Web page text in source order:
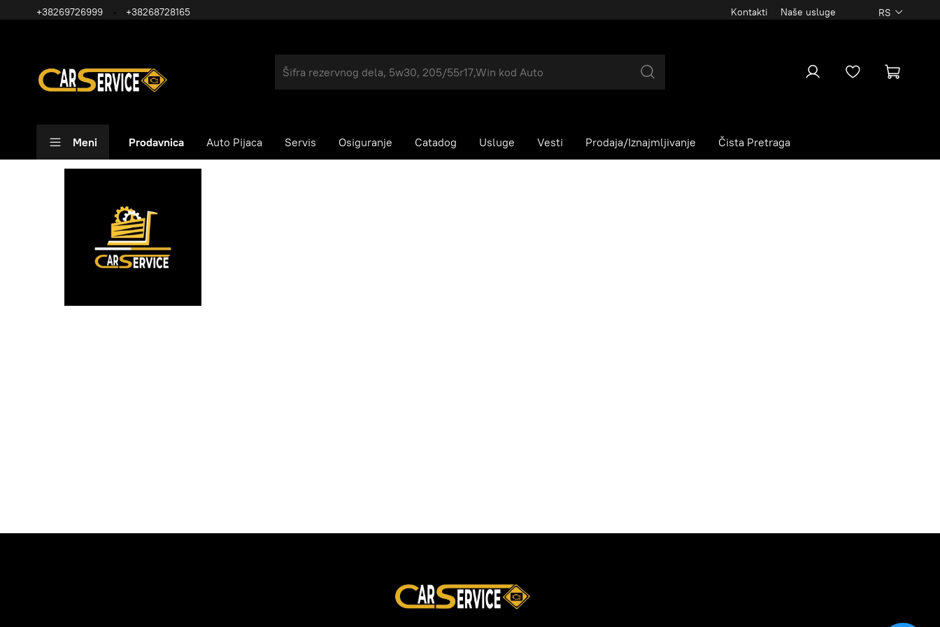
Kontakti Naše usluge
+38269726999 +38268728165 RS
Meni Prodavnica Auto Pijaca Servis Osiguranje Catadog Usluge Vesti Prodaja/Iznajmljivanje Čista Pretraga